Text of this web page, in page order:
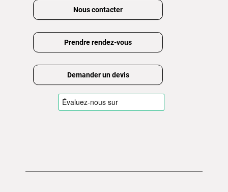
Nous contacter
Prendre rendez-vous
Demander un devis